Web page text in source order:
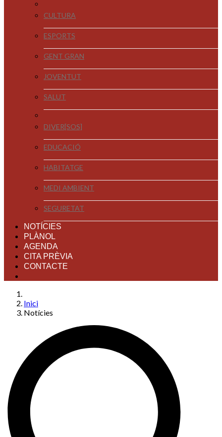
CULTURA
ESPORTS
GENT GRAN
JOVENTUT
SALUT
DIVER[SOS]
EDUCACIÓ
HABITATGE
MEDI AMBIENT
SEGURETAT
NOTÍCIES
PLÀNOL
AGENDA
CITA PRÈVIA
CONTACTE
Inici
Notícies